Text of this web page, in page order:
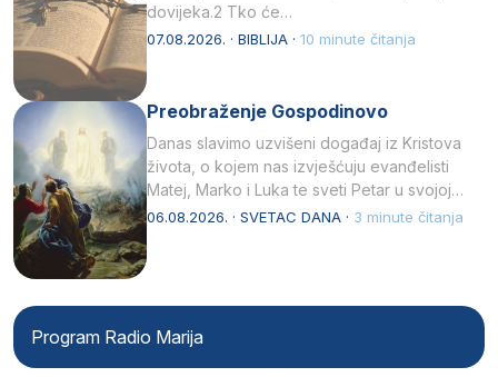
dovijeka.2 Tko će…
07.08.2026. · BIBLIJA · 10 minute čitanja
Preobraženje Gospodinovo
Danas slavimo uzvišeni događaj iz Kristova
života, o kojem nas izvješćuju evanđelisti
Matej, Marko i Luka te sveti Petar u svojoj
drugoj…
06.08.2026. · SVETAC DANA · 3 minute čitanja
Program Radio Marija